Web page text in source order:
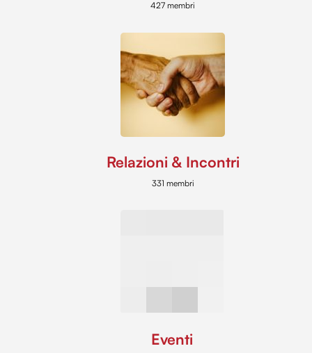
427 membri
Relazioni & Incontri
331 membri
Eventi